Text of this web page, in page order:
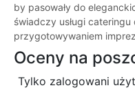
by pasowały do
świadczy usługi cateringu
przygotowywaniem
Oceny na
Tylko zalogowani